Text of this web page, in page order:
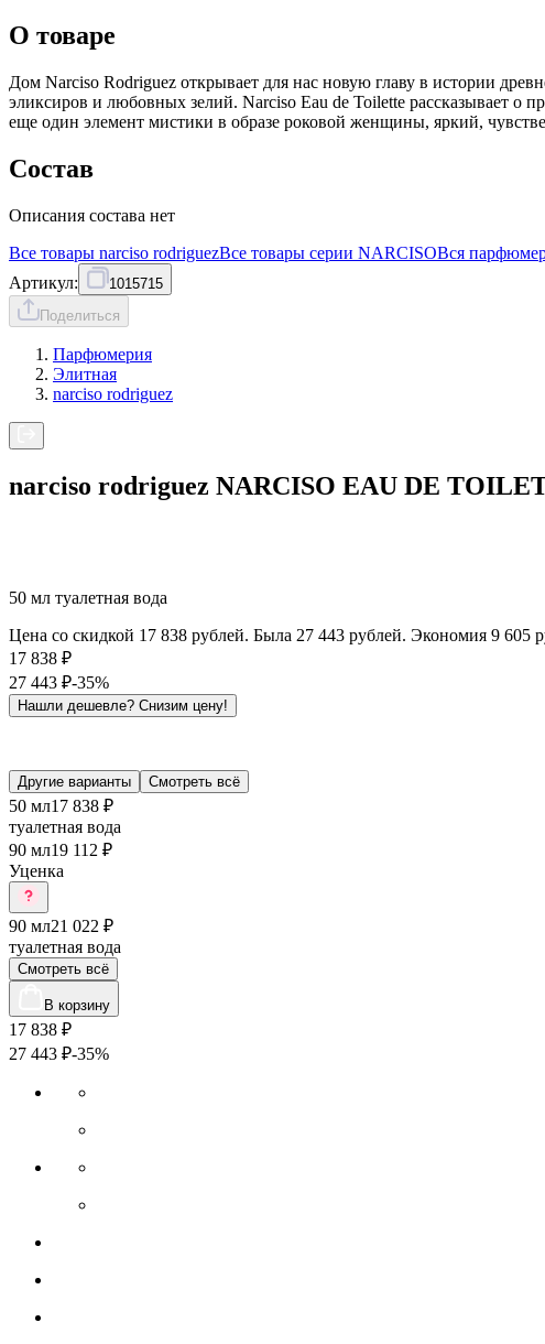
О товаре
Дом Narciso Rodriguez открывает для нас новую главу в истории
эликсиров и любовных зелий. Narciso Eau de Toilette рассказывает о
еще один элемент мистики в образе роковой женщины, яркий,
Состав
Описания состава нет
Все товары narciso rodriguezВсе товары серии NARCISOВся
Артикул:
1015715
Поделиться
Парфюмерия
Элитная
narciso rodriguez
narciso rodriguez NARCISO EAU DE
50 мл туалетная вода
Цена со скидкой 17 838 рублей. Была 27 443 рублей. Экономия 9 605
17 838 ₽
27 443 ₽-35%
Нашли дешевле? Снизим цену!
Другие варианты Смотреть всё
50 мл17 838 ₽
туалетная вода
90 мл19 112 ₽
Уценка
90 мл21 022 ₽
туалетная вода
Смотреть всё
В корзину
17 838 ₽
27 443 ₽-35%